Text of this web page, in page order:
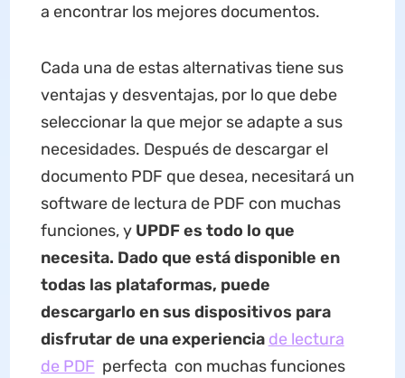
a encontrar los mejores documentos.
Cada una de estas alternativas tiene sus
ventajas y desventajas, por lo que debe
seleccionar la que mejor se adapte a sus
necesidades. Después de descargar el
documento PDF que desea, necesitará un
software de lectura de PDF con muchas
funciones, y UPDF es todo lo que
necesita. Dado que está disponible en
todas las plataformas, puede
descargarlo en sus dispositivos para
disfrutar de una experiencia de lectura
de PDF perfecta con muchas funciones